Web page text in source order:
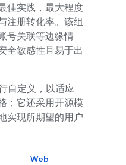
佳实践，最大程度
注册转化率。该组
号关联等边缘情
全敏感性且易于出
自定义，以适应
；它还采用开源模
实现所期望的用户
Web